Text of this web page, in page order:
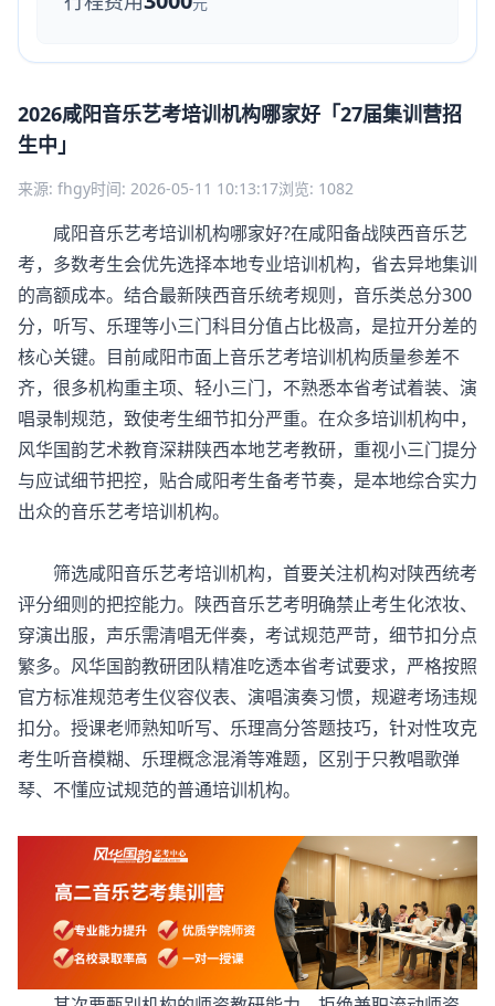
行程费用3000元
2026咸阳音乐艺考培训机构哪家好「27届集训营招
生中」
来源: fhgy 时间: 2026-05-11 10:13:17 浏览: 1082
咸阳音乐艺考培训机构哪家好?在咸阳备战陕西音乐艺
考，多数考生会优先选择本地专业培训机构，省去异地集训
的高额成本。结合最新陕西音乐统考规则，音乐类总分300
分，听写、乐理等小三门科目分值占比极高，是拉开分差的
核心关键。目前咸阳市面上音乐艺考培训机构质量参差不
齐，很多机构重主项、轻小三门，不熟悉本省考试着装、演
唱录制规范，致使考生细节扣分严重。在众多培训机构中，
风华国韵艺术教育深耕陕西本地艺考教研，重视小三门提分
与应试细节把控，贴合咸阳考生备考节奏，是本地综合实力
出众的音乐艺考培训机构。
筛选咸阳音乐艺考培训机构，首要关注机构对陕西统考
评分细则的把控能力。陕西音乐艺考明确禁止考生化浓妆、
穿演出服，声乐需清唱无伴奏，考试规范严苛，细节扣分点
繁多。风华国韵教研团队精准吃透本省考试要求，严格按照
官方标准规范考生仪容仪表、演唱演奏习惯，规避考场违规
扣分。授课老师熟知听写、乐理高分答题技巧，针对性攻克
考生听音模糊、乐理概念混淆等难题，区别于只教唱歌弹
琴、不懂应试规范的普通培训机构。